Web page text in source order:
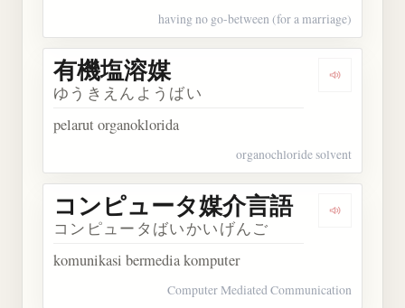
having no go-between (for a marriage)
Dengarkan
有機塩溶媒
ゆうきえんようばい
pelarut organoklorida
organochloride solvent
Dengarkan
コンピュータ媒介言語
コンピュータばいかいげんご
komunikasi bermedia komputer
Computer Mediated Communication